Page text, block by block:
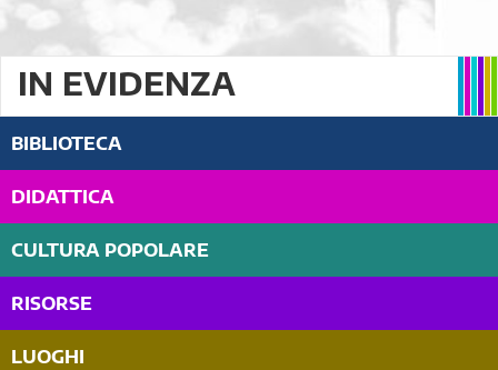
IN EVIDENZA
BIBLIOTECA
DIDATTICA
CULTURA POPOLARE
RISORSE
LUOGHI